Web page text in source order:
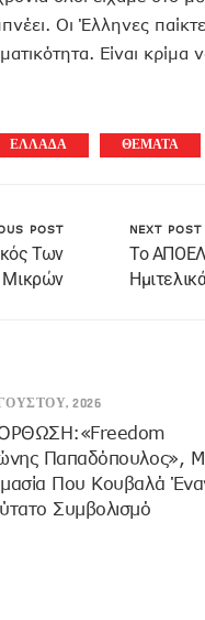
Οι Έλληνες
Είναι κρίμα
ΕΛΛΑΔΑ ΘΕΜΑΤΑ
POST
Των
Μικρών
NEXT POST
Το ΑΠΟΕΛ
2026
Παπαδόπουλος»,
Που Κουβαλά
Συμβολισμό